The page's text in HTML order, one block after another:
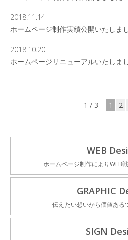
2018.11.14
ホームページ制作実績公開いたしま
2018.10.20
ホームページリニューアルいたしま
1 / 3 1 2
WEB
ホームページ制作によりWEB
GRAPHIC
伝えたい想いから価値ある
SIGN